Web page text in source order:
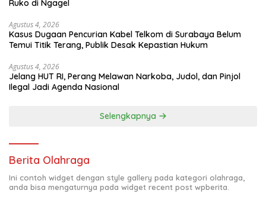
Ruko di Ngagel
Agustus 4, 2026
Kasus Dugaan Pencurian Kabel Telkom di Surabaya Belum
Temui Titik Terang, Publik Desak Kepastian Hukum
Agustus 4, 2026
Jelang HUT RI, Perang Melawan Narkoba, Judol, dan Pinjol
Ilegal Jadi Agenda Nasional
Selengkapnya
Berita Olahraga
Ini contoh widget dengan style gallery pada kategori olahraga,
anda bisa mengaturnya pada widget recent post wpberita.